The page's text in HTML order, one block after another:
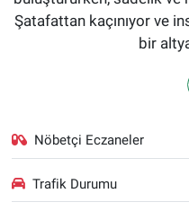
Şatafattan kaçınıyor ve
bir
Nöbetçi Eczaneler
Trafik Durumu